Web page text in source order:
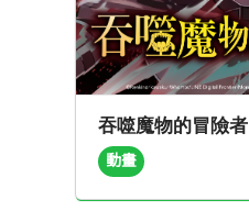
吞噬魔物的冒險者
動畫